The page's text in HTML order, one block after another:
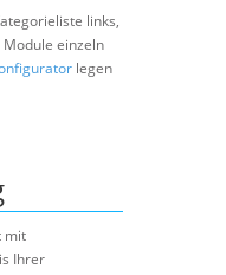
links,
Module einzeln
legen
mit
Ihrer